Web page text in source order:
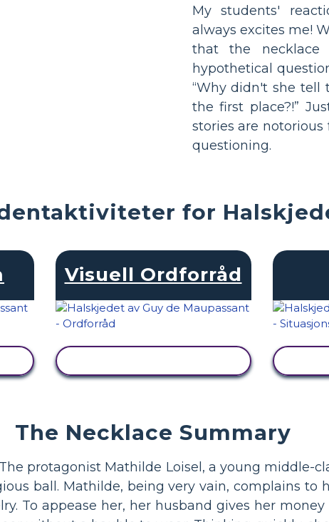
My students'
always excites me!
that the
hypothetical
“Why didn't she tell
the first place?!”
stories are
questioning.
for
Visuell Ordforråd
The Necklace Summary
protagonist Mathilde Loisel, a young middle-
ball. Mathilde, being very vain, complains to
To appease her, her husband gives her